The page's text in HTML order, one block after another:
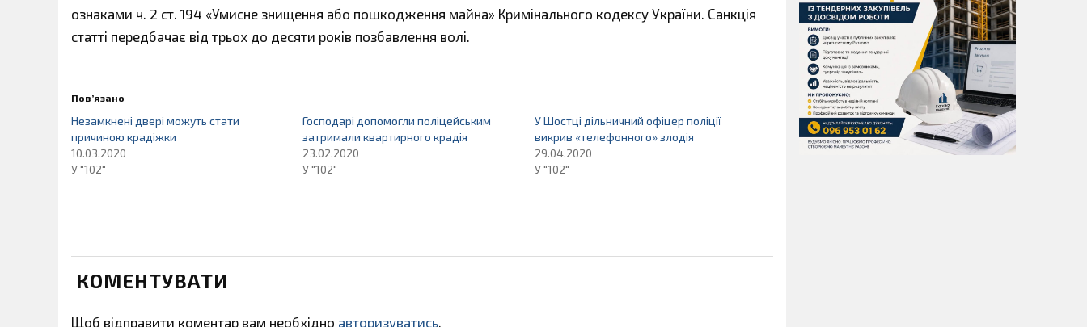
ознаками ч. 2 ст. 194 «Умисне знищення або пошкодження майна» Кримінального кодексу України. Санкція
статті передбачає від трьох до десяти років позбавлення волі.
Пов’язано
Незамкнені двері можуть стати
причиною крадіжки
10.03.2020
У "102"
Господарі допомогли поліцейським
затримали квартирного крадія
23.02.2020
У "102"
У Шостці дільничний офіцер поліції
викрив «телефонного» злодія
29.04.2020
У "102"
КОМЕНТУВАТИ
Щоб відправити коментар вам необхідно авторизуватись.